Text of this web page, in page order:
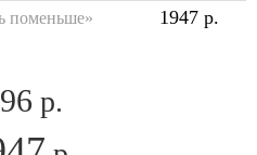
поменьше» 1947 р.
р.